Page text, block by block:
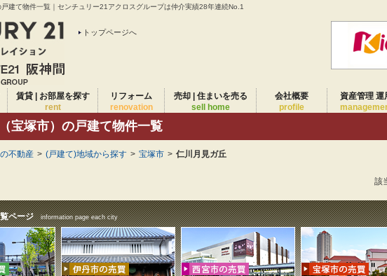
建て物件一覧｜センチュリー21アクロスグループは仲介実績28年連続No.1
トップページへ
賃貸 | お部屋を探す
rent
リフォーム
renovation
売却 | 住まいを売る
sell home
会社概要
profile
資産管理 運
宝塚市）の戸建て物件一覧
不動産 > (戸建て)地域から探す > 宝塚市 > 仁川月見ガ丘
該
ページ information page each city